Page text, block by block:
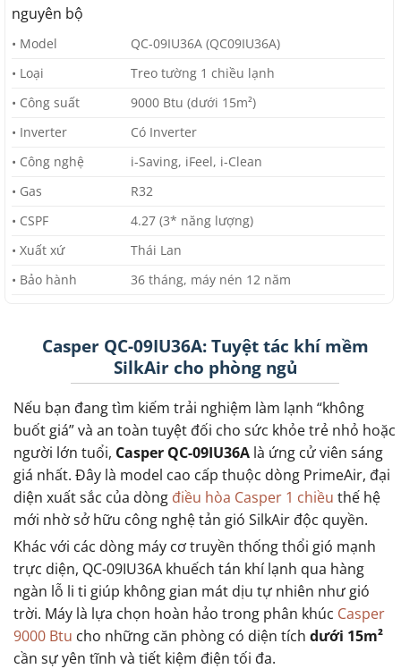
nguyên bộ
• Model
QC-09IU36A (QC09IU36A)
• Loại
Treo tường 1 chiều lạnh
• Công suất
9000 Btu (dưới 15m²)
• Inverter
Có Inverter
• Công nghệ
i-Saving, iFeel, i-Clean
• Gas
R32
• CSPF
4.27 (3* năng lượng)
• Xuất xứ
Thái Lan
• Bảo hành
36 tháng, máy nén 12 năm
Casper QC-09IU36A: Tuyệt tác khí mềm
SilkAir cho phòng ngủ
Nếu bạn đang tìm kiếm trải nghiệm làm lạnh “không
buốt giá” và an toàn tuyệt đối cho sức khỏe trẻ nhỏ hoặc
người lớn tuổi, Casper QC-09IU36A là ứng cử viên sáng
giá nhất. Đây là model cao cấp thuộc dòng PrimeAir, đại
diện xuất sắc của dòng điều hòa Casper 1 chiều thế hệ
mới nhờ sở hữu công nghệ tản gió SilkAir độc quyền.
Khác với các dòng máy cơ truyền thống thổi gió mạnh
trực diện, QC-09IU36A khuếch tán khí lạnh qua hàng
ngàn lỗ li ti giúp không gian mát dịu tự nhiên như gió
trời. Máy là lựa chọn hoàn hảo trong phân khúc Casper
9000 Btu cho những căn phòng có diện tích dưới 15m²
cần sự yên tĩnh và tiết kiệm điện tối đa.